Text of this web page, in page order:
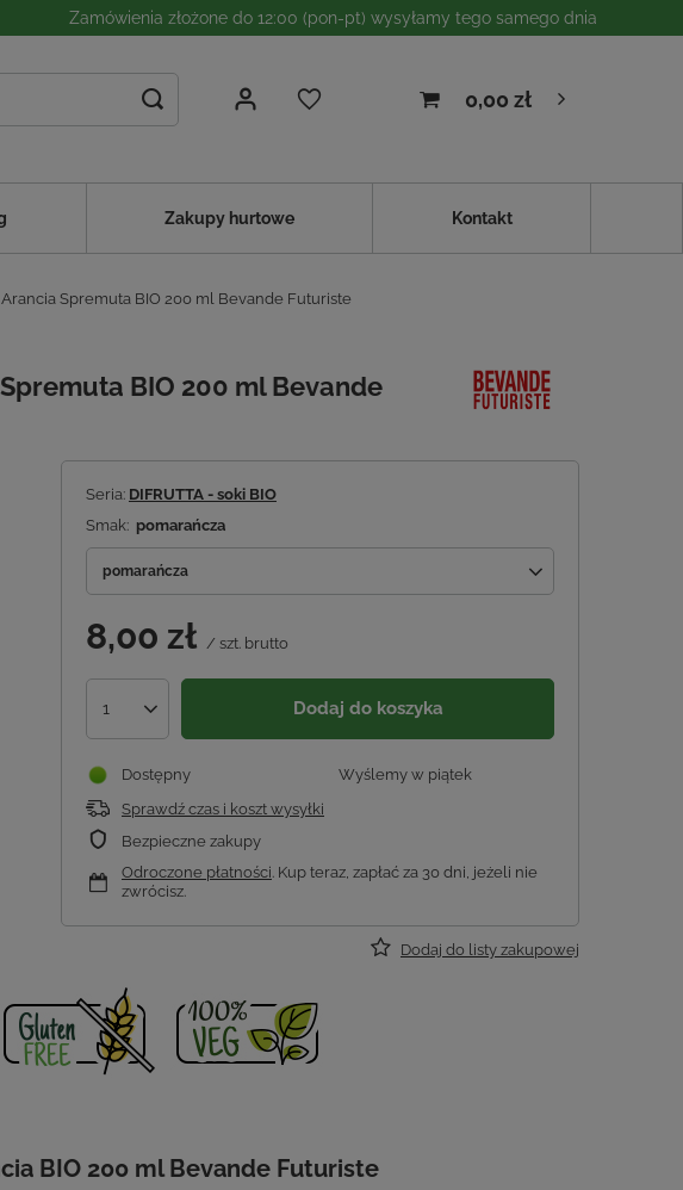
Zamówienia złożone do 12:00 (pon-pt) wysyłamy tego samego dnia
0,00 zł
Zakupy hurtowe Kontakt
Spremuta BIO 200 ml Bevande Futuriste
BIO 200 ml Bevande
Seria: DIFRUTTA - soki BIO
Smak: pomarańcza
pomarańcza
8,00 zł / szt. brutto
1 Dodaj do koszyka
Wyślemyw piątek
Dostępny
Sprawdź czas i koszt wysyłki
Bezpieczne zakupy
Odroczone płatności . Kup teraz, zapłać za 30 dni, jeżeli nie
zwrócisz.
Dodaj do listy zakupowej
BIO 200 ml Bevande Futuriste